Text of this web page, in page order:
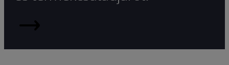
Olvass
tovább